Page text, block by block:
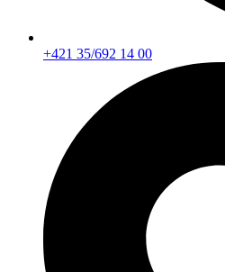
+421 35/692 14 00